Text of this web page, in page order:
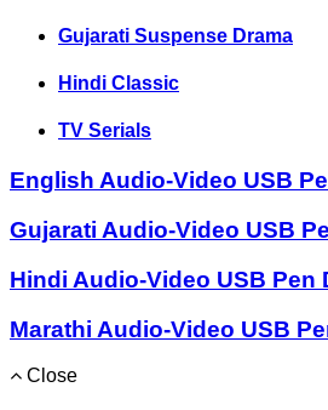
Gujarati Suspense Drama
Hindi Classic
TV Serials
English Audio-Video USB
Gujarati Audio-Video USB
Hindi Audio-Video USB Pen
Marathi Audio-Video USB
Close